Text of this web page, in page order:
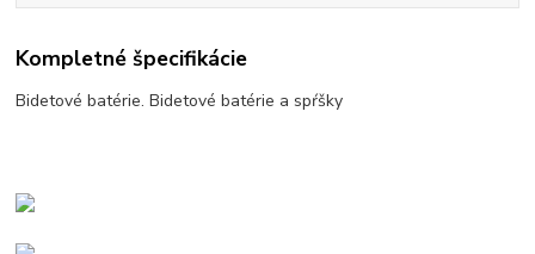
Kompletné špecifikácie
Bidetové batérie. Bidetové batérie a spŕšky